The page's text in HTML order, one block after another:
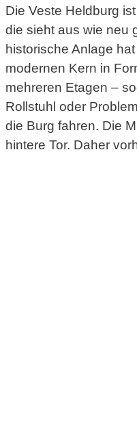
Die Veste Heldburg
die sieht aus wie neu
historische Anlage
modernen Kern in
mehreren Etagen –
Rollstuhl oder
die Burg fahren. Die
hintere Tor. Daher